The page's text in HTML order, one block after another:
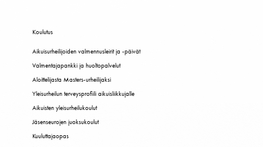
Koulutus
Aikuisurheilijoiden valmennusleirit ja -päivät
Valmentajapankki ja huoltopalvelut
Aloittelijasta Masters-urheilijaksi
Yleisurheilun terveysprofiili aikuisliikkujalle
Aikuisten yleisurheilukoulut
Jäsenseurojen juoksukoulut
Kuuluttajaopas